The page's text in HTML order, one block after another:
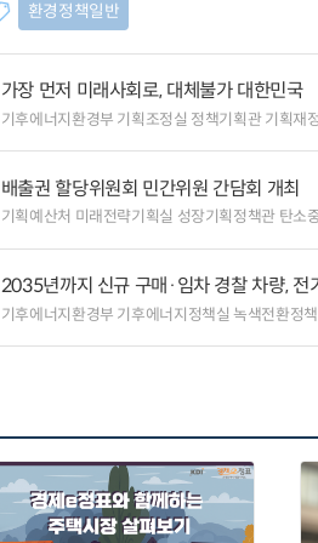
환경정책일반
가장 먼저 미래사회로, 대체불가 대한민국
기후에너지환경부 기획조정실 정책기획관 기획재
배출권 할당위원회 민간위원 간담회 개최
기획예산처 미래전략기획실 성장기획정책관 탄소
2035년까지 신규 구매·임차 경찰 차량,
기후에너지환경부 기후에너지정책실 녹색전환정